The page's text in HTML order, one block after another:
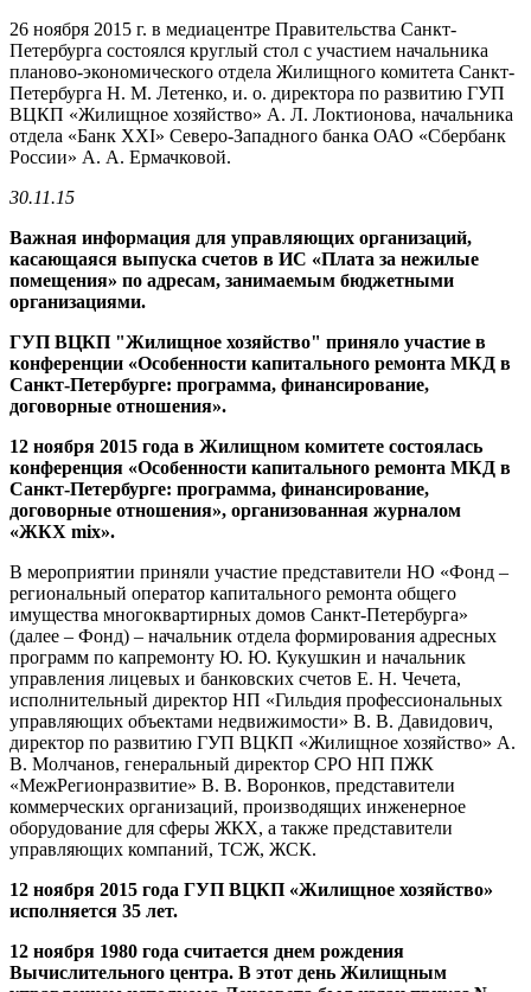
26 ноября 2015 г. в медиацентре Правительства Санкт-
Петербурга состоялся круглый стол с участием начальника
планово-экономического отдела Жилищного комитета Санкт-
Петербурга Н. М. Летенко, и. о. директора по развитию ГУП
ВЦКП «Жилищное хозяйство» А. Л. Локтионова, начальника
отдела «Банк XXI» Северо-Западного банка ОАО «Сбербанк
России» А. А. Ермачковой.
30.11.15
Важная информация для управляющих организаций,
касающаяся выпуска счетов в ИС «Плата за нежилые
помещения» по адресам, занимаемым бюджетными
организациями.
ГУП ВЦКП "Жилищное хозяйство" приняло участие в
конференции «Особенности капитального ремонта МКД в
Санкт-Петербурге: программа, финансирование,
договорные отношения».
12 ноября 2015 года в Жилищном комитете состоялась
конференция «Особенности капитального ремонта МКД в
Санкт-Петербурге: программа, финансирование,
договорные отношения», организованная журналом
«ЖКХ mix».
В мероприятии приняли участие представители НО «Фонд –
региональный оператор капитального ремонта общего
имущества многоквартирных домов Санкт-Петербурга»
(далее – Фонд) – начальник отдела формирования адресных
программ по капремонту Ю. Ю. Кукушкин и начальник
управления лицевых и банковских счетов Е. Н. Чечета,
исполнительный директор НП «Гильдия профессиональных
управляющих объектами недвижимости» В. В. Давидович,
директор по развитию ГУП ВЦКП «Жилищное хозяйство» А.
В. Молчанов, генеральный директор СРО НП ПЖК
«МежРегионразвитие» В. В. Воронков, представители
коммерческих организаций, производящих инженерное
оборудование для сферы ЖКХ, а также представители
управляющих компаний, ТСЖ, ЖСК.
12 ноября 2015 года ГУП ВЦКП «Жилищное хозяйство»
исполняется 35 лет.
12 ноября 1980 года считается днем рождения
Вычислительного центра. В этот день Жилищным